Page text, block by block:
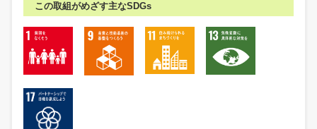
この取組がめざす主なSDGs